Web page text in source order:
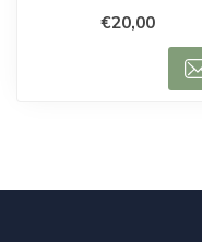
€20,00